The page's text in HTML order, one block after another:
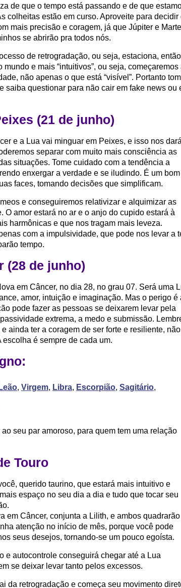
de que o tempo está passando e de que
colheitas estão em curso. Aproveite para decidir
mais precisão e coragem, já que Júpiter e Marte
se abrirão pra todos nós.
de retrogradação, ou seja, estaciona, então
mundo e mais “intuitivos”, ou seja, começaremos
não apenas o que está “visível”. Portanto
saiba questionar para não cair em fake news ou
(21 de junho)
e a Lua vai minguar em Peixes, e isso nos dará
separar com muito mais consciência as
situações. Tome cuidado com a tendência a
enxergar a verdade e se iludindo. É um bom
faces, tomando decisões que simplificam.
e conseguiremos relativizar e alquimizar as
O amor estará no ar e o anjo do cupido estará à
harmônicas e que nos tragam mais leveza.
com a impulsividade, que pode nos levar a
tempo.
(28 de junho)
em Câncer, no dia 28, no grau 07. Será uma
amor, intuição e imaginação. Mas o perigo é
pode fazer as pessoas se deixarem levar pela
extrema, a medo e submissão.
ainda ter a coragem de ser forte e resiliente,
é sempre de cada um.
Leão, Virgem, Libra, Escorpião, Sagitário,
seu par amoroso, para quem tem uma relação
Touro
querido taurino, que estará mais intuitivo e
espaço no seu dia a dia e tudo que tocar seu
em Câncer, conjunta a Lilith, e ambos quadrarão
atenção no início de mês, porque você pode
seus desejos, tornando-se um pouco egoísta.
e autocontrole conseguirá chegar até a Lua
se deixar levar tanto pelos excessos.
da retrogradação e começa seu movimento